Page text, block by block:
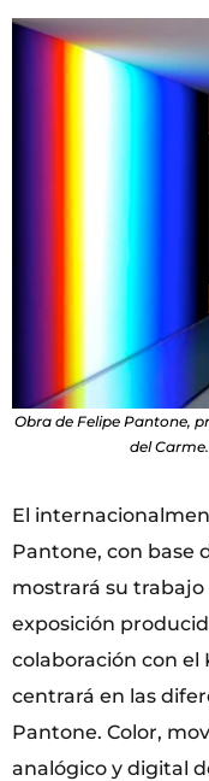
Obra de Felipe Pantone,
del
El
Pantone, con base
mostrará su trabajo
exposición
colaboración con
centrará en las
Pantone. Color,
analógico y digital